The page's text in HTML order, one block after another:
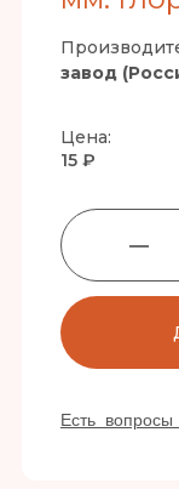
завод
Цена:
15 ₽
Есть вопросы